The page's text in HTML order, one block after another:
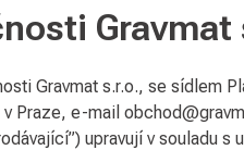
Gravmat
Gravmat s.r.o., se sídlem
Praze, e-mail
upravují v